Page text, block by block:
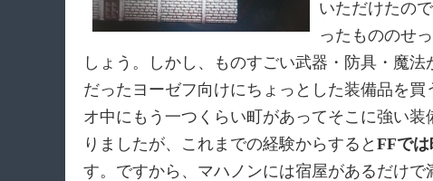
いただけたの
ったもののせ
しょう。しかし、ものすごい武器・防具・魔
だったヨーゼフ向けにちょっとした装備品を
オ中にもう一つくらい町があってそこに強い
りましたが、これまでの経験からすると FFで
す。ですから、マハノンには宿屋があるだけ